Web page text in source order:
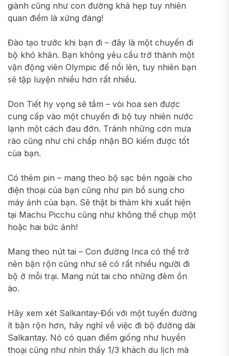
giành cũng như con đường khá hẹp tuy nhiên
quan điểm là xứng đáng!
Đào tạo trước khi bạn đi – đây là một chuyến đi
bộ khó khăn. Bạn không yêu cầu trở thành một
vận động viên Olympic để nổi lên, tuy nhiên bạn
sẽ tập luyện nhiều hơn rất nhiều.
Don Tiết hy vọng sẽ tắm – vòi hoa sen được
cung cấp vào một chuyến đi bộ tuy nhiên nước
lạnh một cách đau đớn. Tránh những cơn mưa
rào cũng như chỉ chấp nhận BO kiếm được tốt
của bạn.
Có thêm pin – mang theo bộ sạc bên ngoài cho
điện thoại của bạn cũng như pin bổ sung cho
máy ảnh của bạn. Sẽ thật bi thảm khi xuất hiện
tại Machu Picchu cũng như không thể chụp một
hoặc hai bức ảnh!
Mang theo nút tai – Con đường Inca có thể trở
nên bận rộn cũng như sẽ có rất nhiều người đi
bộ ở mỗi trại. Mang nút tai cho những đêm ồn
ào.
Hãy xem xét Salkantay-Đối với một tuyến đường
ít bận rộn hơn, hãy nghĩ về việc đi bộ đường dài
Salkantay. Nó có quan điểm giống như huyền
thoại cũng như nhìn thấy 1/3 khách du lịch mà